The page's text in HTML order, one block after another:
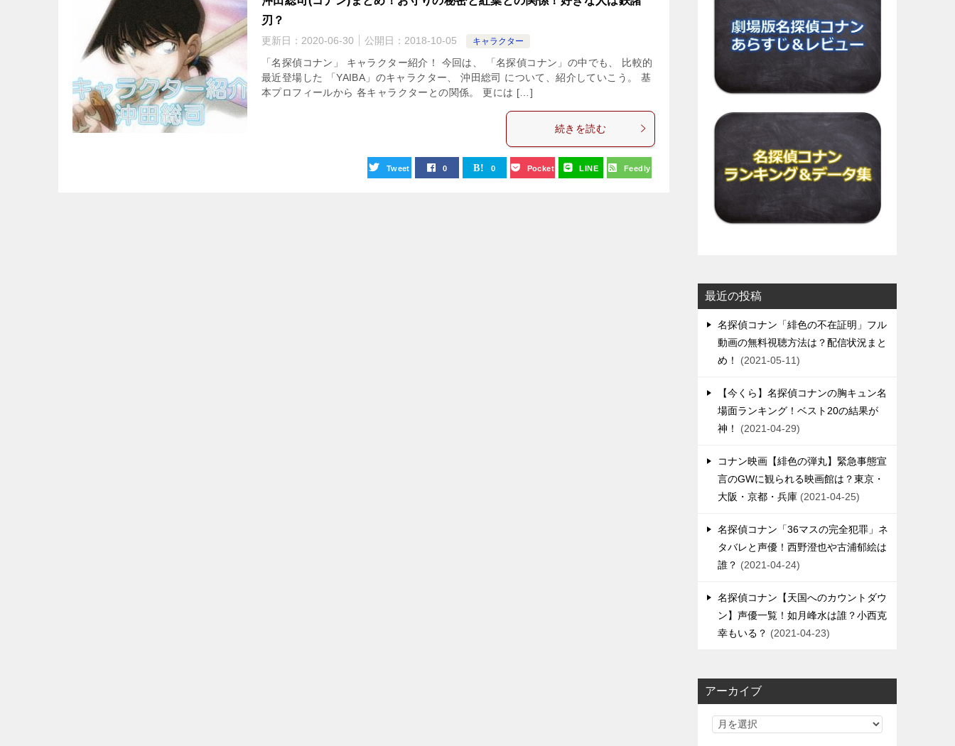
刃？
更新日： 2020-06-30 公開日： 2018-10-05 キャラクター
「名探偵コナン」 キャラクター紹介！ 今回は、 「名探偵コナン」の中でも、 比較的
最近登場した 「YAIBA」のキャラクター、 沖田総司 について、紹介していこう。 基
本プロフィールから 各キャラクターとの関係。 更には […]
続きを読む
Tweet 0 0 Pocket LINE Feedly
最近の投稿
名探偵コナン「緋色の不在証明」フル
動画の無料視聴方法は？配信状況まと
め！
2021-05-11
【今くら】名探偵コナンの胸キュン名
場面ランキング！ベスト20の結果が
神！
2021-04-29
コナン映画【緋色の弾丸】緊急事態宣
言のGWに観られる映画館は？東京・
大阪・京都・兵庫
2021-04-25
名探偵コナン「36マスの完全犯罪」ネ
タバレと声優！西野澄也や古浦郁絵は
誰？
2021-04-24
名探偵コナン【天国へのカウントダウ
ン】声優一覧！如月峰水は誰？小西克
幸もいる？
2021-04-23
アーカイブ